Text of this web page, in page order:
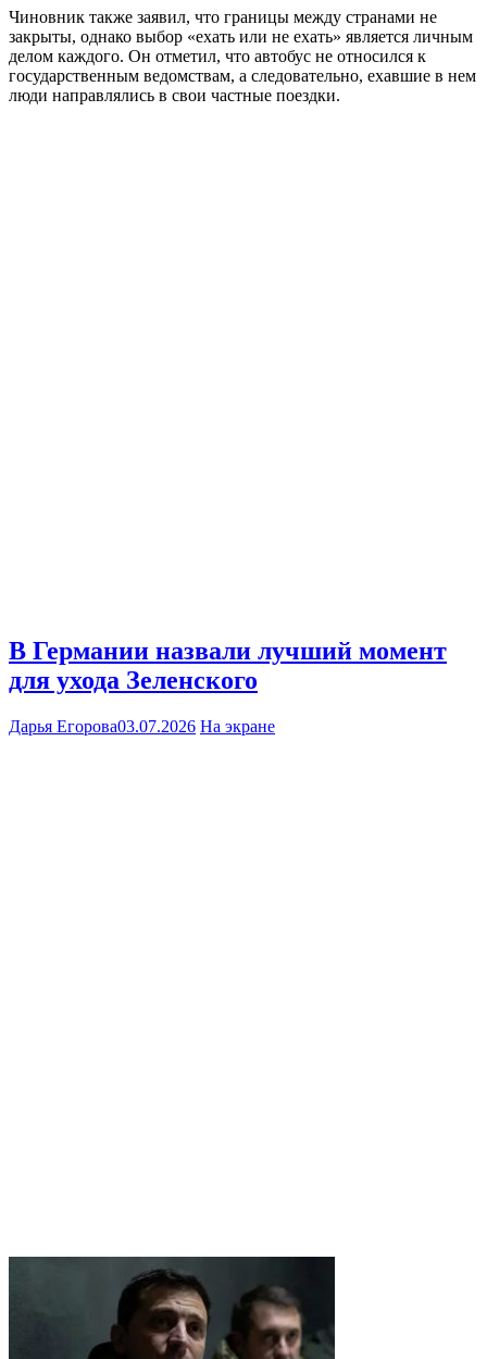
Чиновник также заявил, что границы между странами не
закрыты, однако выбор «ехать или не ехать» является личным
делом каждого. Он отметил, что автобус не относился к
государственным ведомствам, а следовательно, ехавшие в нем
люди направлялись в свои частные поездки.
В Германии назвали лучший момент
для ухода Зеленского
Дарья Егорова03.07.2026 На экране